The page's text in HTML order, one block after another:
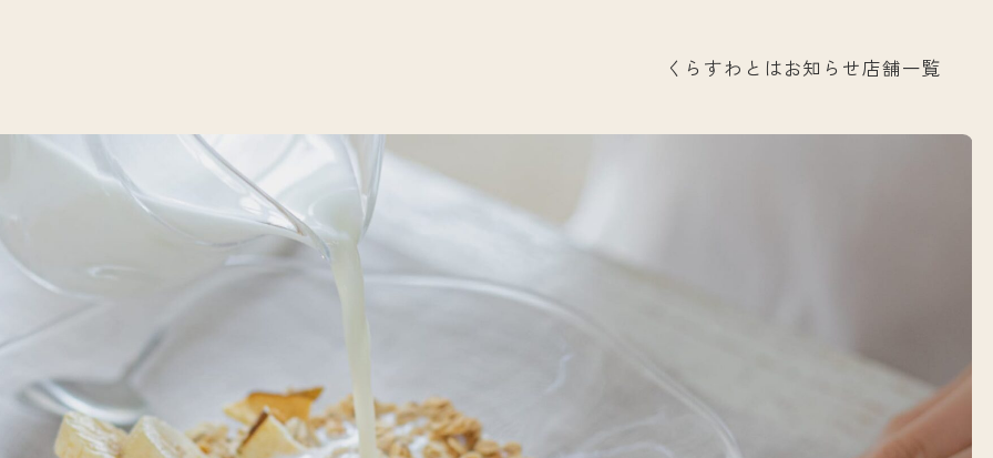
くらすわとはお知らせ店舗一覧